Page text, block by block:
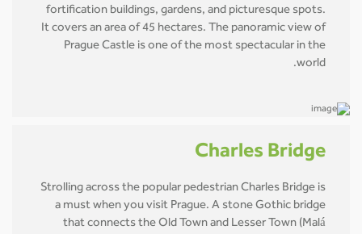
fortification buildings, gardens, and picturesque spots.
It covers an area of 45 hectares. The panoramic view of
Prague Castle is one of the most spectacular in the
world.
Charles Bridge
Strolling across the popular pedestrian Charles Bridge is
a must when you visit Prague. A stone Gothic bridge
that connects the Old Town and Lesser Town (Malá